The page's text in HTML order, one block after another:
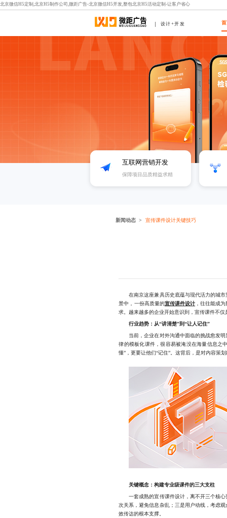
北京微信H5定制,北京H5制作公司,微距广告-北京微信H5开发,整包北京H5活动定制-让客户省心
设计+开发
互联网营销开发
保障项目品质精益求精
新闻动态 宣传课件设计关键技巧
在南京这座兼具历史底蕴与现代活力的城市
景中，一份高质量的宣传课件设计 ，往往能成
求。越来越多的企业开始意识到，宣传课件不
行业趋势：从“讲清楚”到“让人记住”
当前，企业在对外沟通中面临的挑战愈发明
律的模板化课件，很容易被淹没在海量信息之
懂”，更要让他们“记住”。这背后，是对内容策
关键概念：构建专业级课件的三大支柱
一套成熟的宣传课件设计，离不开三个核心
次关系，避免信息杂乱；三是用户动线，考虑
效传达的根本支撑。